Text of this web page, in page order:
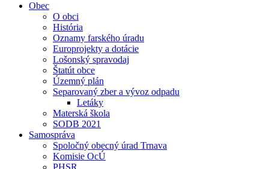
Obec
O obci
História
Oznamy farského úradu
Europrojekty a dotácie
Lošonský spravodaj
Štatút obce
Územný plán
Separovaný zber a vývoz odpadu
Letáky
Materská škola
SODB 2021
Samospráva
Spoločný obecný úrad Trnava
Komisie OcÚ
PHSR